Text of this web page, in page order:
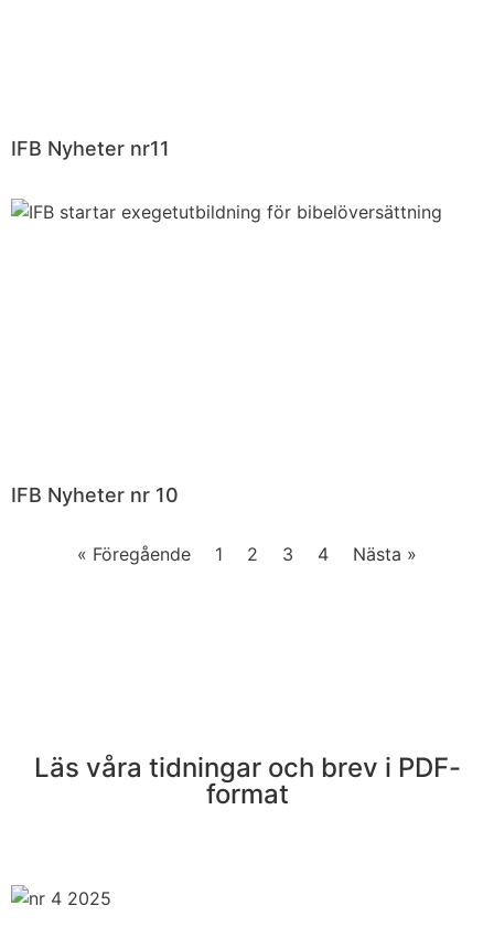
IFB Nyheter nr11
IFB Nyheter nr 10
« Föregående 1 2 3 4 Nästa »
Läs våra tidningar och brev i PDF-
format